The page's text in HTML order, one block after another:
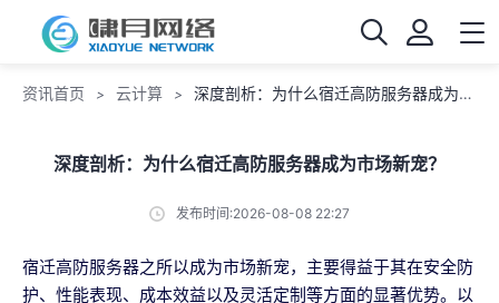
资讯首页 > 云计算 > 深度剖析：为什么宿迁高防服务器成为市场新宠？
深度剖析：为什么宿迁高防服务器成为市场新宠？
发布时间:2026-08-08 22:27
宿迁高防服务器之所以成为市场新宠，主要得益于其在安全防
护、性能表现、成本效益以及灵活定制等方面的显著优势。以